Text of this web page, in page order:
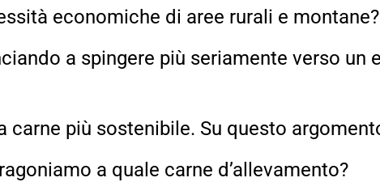
economiche di aree rurali e montane?
a spingere più seriamente verso un
carne più sostenibile. Su questo
a quale carne d’allevamento?